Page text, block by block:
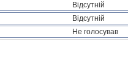
Відсутній
Відсутній
Не голосував